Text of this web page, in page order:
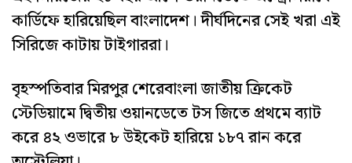
কার্ডিফে হারিয়েছিল বাংলাদেশ। দীর্ঘদিনের সেই খরা এই
সিরিজে কাটায় টাইগাররা।
বৃহস্পতিবার মিরপুর শেরেবাংলা জাতীয় ক্রিকেট
স্টেডিয়ামে দ্বিতীয় ওয়ানডেতে টস জিতে প্রথমে ব্যাট
করে ৪২ ওভারে ৮ উইকেট হারিয়ে ১৮৭ রান করে